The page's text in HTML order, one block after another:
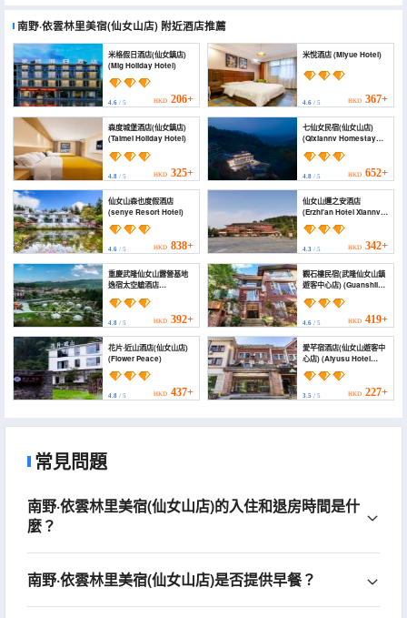
南野·依雲林里美宿(仙女山店) 附近酒店推薦
米格假日酒店(仙女鎮店)
(Mig Holiday Hotel)
4.6 / 5 HKD 206+
米悅酒店 (Miyue Hotel)
4.6/ 5 HKD 367+
森度城堡酒店(仙女鎮店)
(Taimei Holiday Hotel)
4.8 / 5 HKD 325+
七仙女民宿(仙女山店)
(Qixiannv Homestay
(Xiannv Mountain
Shop))
4.8/ 5 HKD 652+
仙女山森也度假酒店
(senye Resort Hotel)
4.6 / 5 HKD 838+
仙女山邇之安酒店
(Erzhi'an Hotel Xiannv
Mountain)
4.3/ 5 HKD 342+
重慶武隆仙女山露營基地
逸宿太空艙酒店
(Chongqing Wulong
Fairy Mountain
Camping Ground Yisu
Space Capsule Hotel
(Tourist Center
Branch))
4.8 / 5 HKD 392+
觀石樓民宿(武隆仙女山鎮
遊客中心店) (Guanshilou
Homestay)
4.6/ 5 HKD 419+
花片·近山酒店(仙女山店)
(Flower Peace)
4.8 / 5 HKD 437+
愛芊宿酒店(仙女山遊客中
心店) (Aiyusu Hotel
(Fairy Mountain Visitor
Center))
3.5/ 5 HKD 227+
常見問題
南野·依雲林里美宿(仙女山店)的入住和退房時間是什
麼？
南野·依雲林里美宿(仙女山店)是否提供早餐？